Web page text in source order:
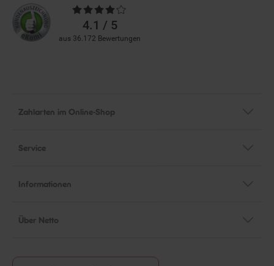
Durchschnittliche
Bewertungen4.1 / 5
aus 36.172 Bewertungen
Über Netto